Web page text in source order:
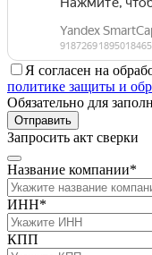
Я согласен на
политике защиты и
Обязательно для
Отправить
Запросить акт сверки
Название компании*
ИНН*
КПП